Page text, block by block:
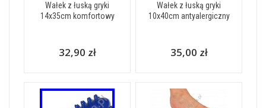
Wałek z łuską gryki
14x35cm komfortowy
32,90 zł
Wałek z łuską gryki
10x40cm antyalergiczny
35,00 zł